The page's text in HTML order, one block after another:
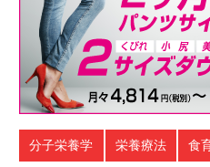
分子栄養学 栄養療法 食